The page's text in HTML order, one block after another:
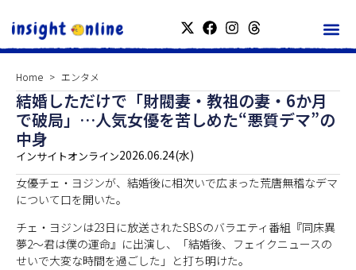
Home エンタメ
結婚しただけで「財閥妻・教祖の妻・6か月
で破局」…人気女優を苦しめた“悪質デマ”の
中身
インサイトオンライン2026.06.24(水)
女優チェ・ヨジンが、結婚後に相次いで広まった荒唐無稽なデマ
について口を開いた。
チェ・ヨジンは23日に放送されたSBSのバラエティ番組『同床異
夢2～君は僕の運命』に出演し、「結婚後、フェイクニュースの
せいで大変な時間を過ごした」と打ち明けた。